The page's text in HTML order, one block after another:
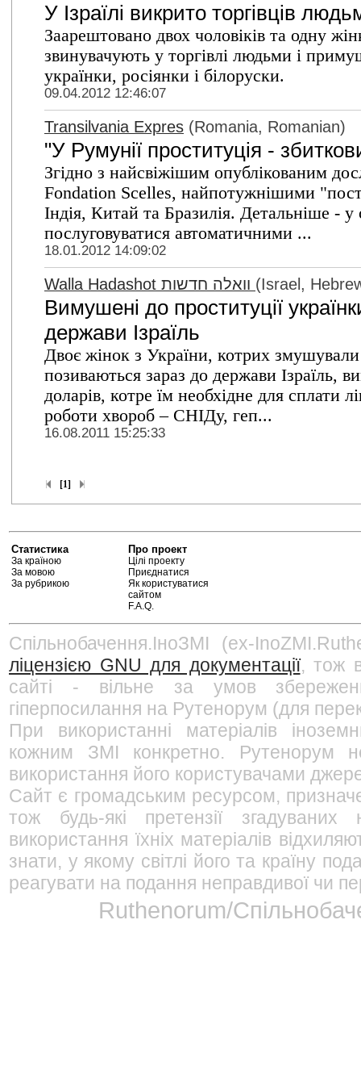
У Ізраїлі викрито торгівців
Заарештовано двох чоловіків та одну
звинувачують у торгівлі людьми і
українки, росіянки і білоруски.
09.04.2012 12:46:07
Transilvania Expres (Romania, Romanian)
"У Румунії проституція -
Згідно з найсвіжішим опублікованим
Fondation Scelles, найпотужнішими
Індія, Китай та Бразилія. Детальніше - у
послуговуватися автоматичними ...
18.01.2012 14:09:02
(Israel,
Вимушені до проституції
держави Ізраїль
Двоє жінок з України, котрих змушували
позиваються зараз до держави Ізраїль,
доларів, котре їм необхідне для сплати
роботи хвороб – СНІДу, геп...
16.08.2011 15:25:33
[1]
Статистика
За країною
За мовою
За рубрикою
Про проект
Цілі проекту
Приєднатися
Як користуватися
сайтом
F.A.Q.
Спільнобачення.ІноЗМІ (ex-
ліцензією GNU для документації, тож
сайті - вільне за умов
гіперпосилання на Рутенорум (для
При використанні матеріалів
кожним ЗМІ конкретно. Рутенорум
використання його користувачами
Сайт є громадським ресурсом,
тож будь-які претензії
використання їхніх матеріалів
знати, у якому світлі його та країну
реагувати на подання неправдивої чи
Ruthenorum/